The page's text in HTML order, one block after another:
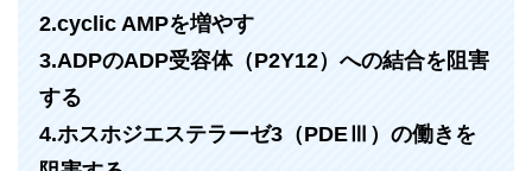
2.cyclic AMPを増やす
3.ADPのADP受容体（P2Y12）への結合を阻害
する
4.ホスホジエステラーゼ3（PDEⅢ）の働きを